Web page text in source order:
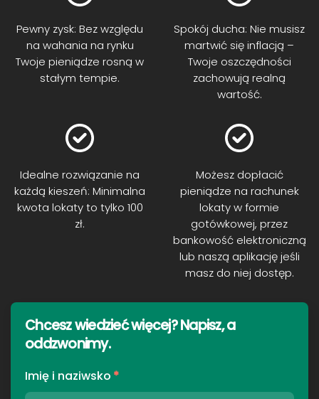
Pewny zysk: Bez względu
na wahania na rynku
Twoje pieniądze rosną w
stałym tempie.
Spokój ducha: Nie musisz
martwić się inflacją –
Twoje oszczędności
zachowują realną
wartość.
Idealne rozwiązanie na
każdą kieszeń: Minimalna
kwota lokaty to tylko 100
zł.
Możesz dopłacić
pieniądze na rachunek
lokaty w formie
gotówkowej, przez
bankowość elektroniczną
lub naszą aplikację jeśli
masz do niej dostęp.
Chcesz wiedzieć więcej? Napisz, a
oddzwonimy.
Imię i naziwsko *